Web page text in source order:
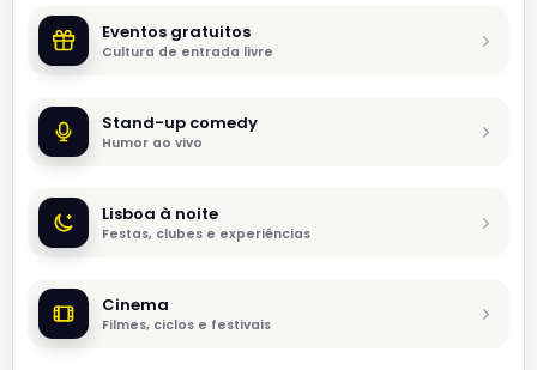
Eventos gratuitos
Cultura de entrada livre
Stand-up comedy
Humor ao vivo
Lisboa à noite
Festas, clubes e experiências
Cinema
Filmes, ciclos e festivais